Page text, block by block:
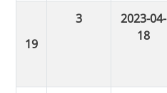
3
2023-04-
18